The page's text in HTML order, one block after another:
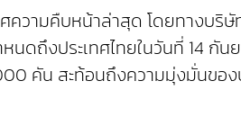
ศความคืบหน้าล่าสุด โดยทางบ
นดถึงประเทศไทยในวันที่
คัน สะท้อนถึงความมุ่งมั่นขอ